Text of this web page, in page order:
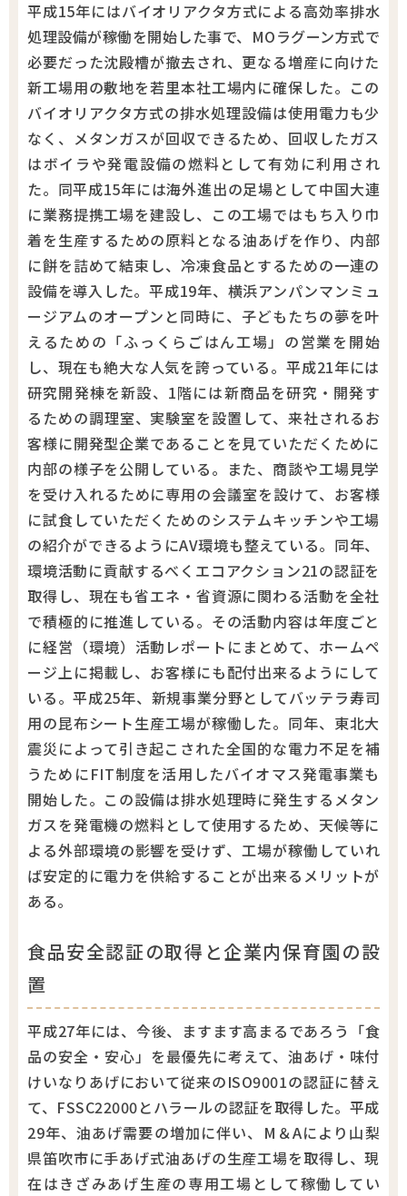
平成15年にはバイオリアクタ方式による高効率排水
処理設備が稼働を開始した事で、MOラグーン方式で
必要だった沈殿槽が撤去され、更なる増産に向けた
新工場用の敷地を若里本社工場内に確保した。この
バイオリアクタ方式の排水処理設備は使用電力も少
なく、メタンガスが回収できるため、回収したガス
はボイラや発電設備の燃料として有効に利用され
た。同平成15年には海外進出の足場として中国大連
に業務提携工場を建設し、この工場ではもち入り巾
着を生産するための原料となる油あげを作り、内部
に餅を詰めて結束し、冷凍食品とするための一連の
設備を導入した。平成19年、横浜アンパンマンミュ
ージアムのオープンと同時に、子どもたちの夢を叶
えるための「ふっくらごはん工場」の営業を開始
し、現在も絶大な人気を誇っている。平成21年には
研究開発棟を新設、1階には新商品を研究・開発す
るための調理室、実験室を設置して、来社されるお
客様に開発型企業であることを見ていただくために
内部の様子を公開している。また、商談や工場見学
を受け入れるために専用の会議室を設けて、お客様
に試食していただくためのシステムキッチンや工場
の紹介ができるようにAV環境も整えている。同年、
環境活動に貢献するべくエコアクション21の認証を
取得し、現在も省エネ・省資源に関わる活動を全社
で積極的に推進している。その活動内容は年度ごと
に経営（環境）活動レポートにまとめて、ホームペ
ージ上に掲載し、お客様にも配付出来るようにして
いる。平成25年、新規事業分野としてバッテラ寿司
用の昆布シート生産工場が稼働した。同年、東北大
震災によって引き起こされた全国的な電力不足を補
うためにFIT制度を活用したバイオマス発電事業も
開始した。この設備は排水処理時に発生するメタン
ガスを発電機の燃料として使用するため、天候等に
よる外部環境の影響を受けず、工場が稼働していれ
ば安定的に電力を供給することが出来るメリットが
ある。
食品安全認証の取得と企業内保育園の設
置
平成27年には、今後、ますます高まるであろう「食
品の安全・安心」を最優先に考えて、油あげ・味付
けいなりあげにおいて従来のISO9001の認証に替え
て、FSSC22000とハラールの認証を取得した。平成
29年、油あげ需要の増加に伴い、M＆Aにより山梨
県笛吹市に手あげ式油あげの生産工場を取得し、現
在はきざみあげ生産の専用工場として稼働してい